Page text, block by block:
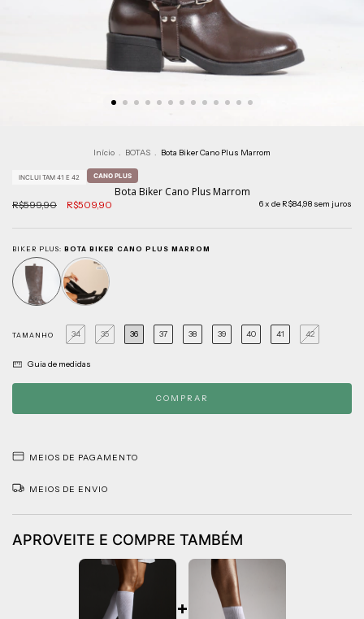
Início . BOTAS . Bota Biker Cano Plus Marrom
INCLUI TAM 41 E 42 CANO PLUS
Bota Biker Cano Plus Marrom
R$599,90 R$509,90 6x de R$84,98 sem juros
BIKER PLUS: BOTA BIKER CANO PLUS MARROM
TAMANHO 34 35 36 37 38 39 40 41 42
Guia de medidas
MEIOS DE PAGAMENTO
MEIOS DE ENVIO
APROVEITE E COMPRE TAMBÉM
+